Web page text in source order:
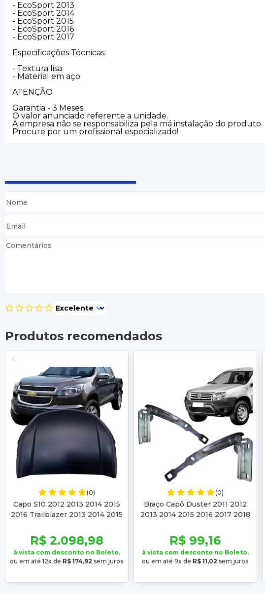
- EcoSport 2013
- EcoSport 2014
- EcoSport 2015
- EcoSport 2016
- EcoSport 2017
Especificações Técnicas:
- Textura lisa
- Material em aço
ATENÇÃO
Garantia - 3 Meses
O valor anunciado referente a unidade.
A empresa não se responsabiliza pela má instalação do produto.
Procure por um profissional especializado!
Produtos recomendados
(0)
Capo S10 2012 2013 2014 2015
2016 Trailblazer 2013 2014 2015
R$ 2.098,98
à vista com desconto no Boleto.
ou em até 12x de R$ 174,92 sem juros
(0)
Braço Capô Duster 2011 2012
2013 2014 2015 2016 2017 2018
2017 2018 19 20
R$ 99,16
à vista com desconto no Boleto.
ou em até 9x de R$ 11,02 sem juros